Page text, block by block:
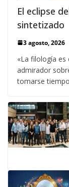
El eclipse
sintetizado
3 agosto, 2026
«La filología es
admirador
tomarse